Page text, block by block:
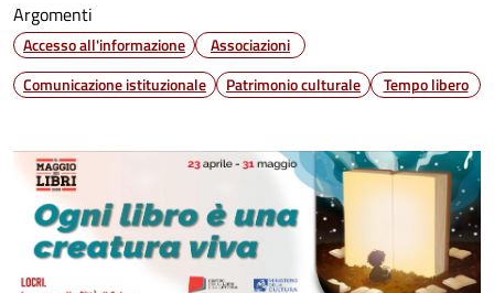
Argomenti
Accesso all'informazione
Associazioni
Comunicazione istituzionale
Patrimonio culturale Tempo libero